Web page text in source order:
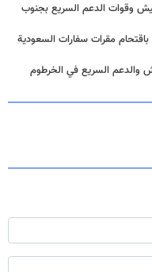
وقوات الدعم السريع بجنوب
مقرات سفارات السعودية
والدعم السريع في الخرطوم